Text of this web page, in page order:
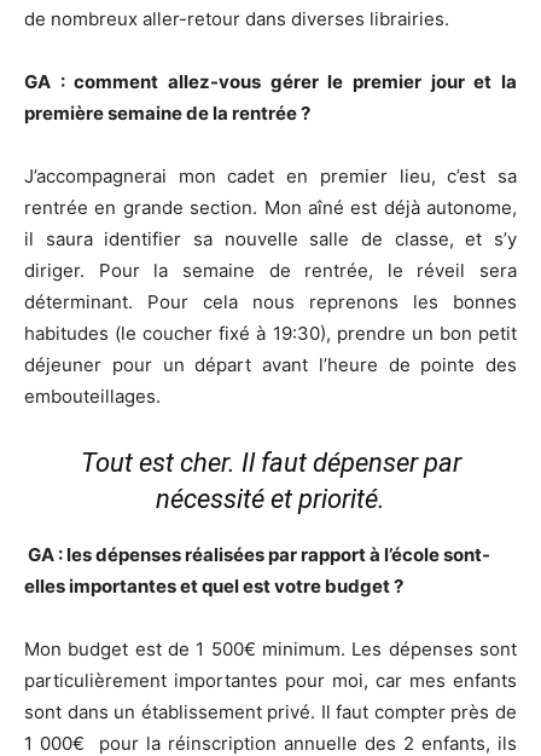
de nombreux aller-retour dans diverses librairies.
GA : comment allez-vous gérer le premier jour et la
première semaine de la rentrée ?
J’accompagnerai mon cadet en premier lieu, c’est sa
rentrée en grande section. Mon aîné est déjà autonome,
il saura identifier sa nouvelle salle de classe, et s’y
diriger. Pour la semaine de rentrée, le réveil sera
déterminant. Pour cela nous reprenons les bonnes
habitudes (le coucher fixé à 19:30), prendre un bon petit
déjeuner pour un départ avant l’heure de pointe des
embouteillages.
Tout est cher. Il faut dépenser par
nécessité et priorité.
GA : les dépenses réalisées par rapport à l’école sont-
elles importantes et quel est votre budget ?
Mon budget est de 1 500€ minimum. Les dépenses sont
particulièrement importantes pour moi, car mes enfants
sont dans un établissement privé. Il faut compter près de
1 000€ pour la réinscription annuelle des 2 enfants, ils